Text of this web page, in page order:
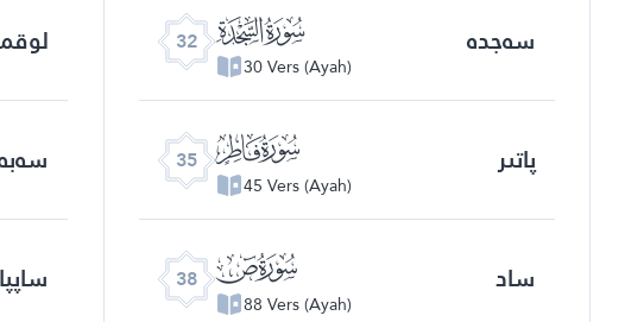
32 ﮬ
30 Vers (Ayah)
سەجدە
35 ﮯ
45 Vers (Ayah)
پاتىر
38 ﯓ
88 Vers (Ayah)
ساد